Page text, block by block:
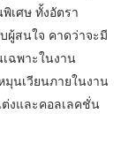
เศษ ทั้งอัตรา
ผู้สนใจ คาดว่าจะมี
ฉพาะในงาน
มุนเวียนภายในงาน
งและคอลเลคชั่น